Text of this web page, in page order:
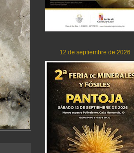
12 de septiembre de 2026